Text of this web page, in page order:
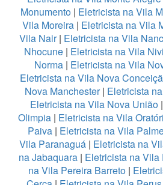
Monumento| Eletricista na Vila
Vila Moreira | Eletricista na Vila
Vila Nair| Eletricista na Vila
Nhocune| Eletricista na Vila Nivi
Norma | Eletricista na Vila
Eletricista na Vila Nova
Nova Manchester| Eletricista
Eletricista na Vila Nova União|
Olimpia | Eletricista na Vila
Paiva| Eletricista na Vila
Vila Paranaguá| Eletricista na
na Jabaquara| Eletricista na Vila
na Vila Pereira Barreto |